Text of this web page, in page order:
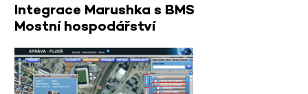
Integrace Marushka s BMS
Mostní hospodářství